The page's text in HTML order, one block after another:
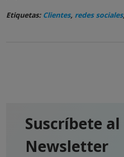
Etiquetas: Clientes, redes sociales
Suscríbete al
Newsletter